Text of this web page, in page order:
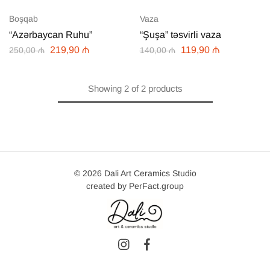
Boşqab
“Azərbaycan Ruhu”
250,00₼ 219,90 ₼
Vaza
“Şuşa” təsvirli vaza
140,00₼ 119,90 ₼
Showing2 of 2 products
© 2026 Dali Art Ceramics Studio
created by PerFact.group